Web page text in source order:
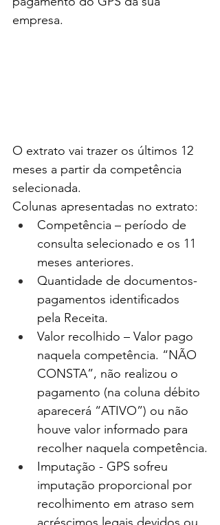
empresa.
O extrato vai trazer os últimos 12
meses a partir da competência
selecionada.
Colunas apresentadas no extrato:
Competência – período de
consulta selecionado e os 11
meses anteriores.
Quantidade de documentos-
pagamentos identificados
pela Receita.
Valor recolhido – Valor pago
naquela competência. “NÃO
CONSTA”, não realizou o
pagamento (na coluna débito
aparecerá “ATIVO”) ou não
houve valor informado para
recolher naquela competência.
Imputação - GPS sofreu
imputação proporcional por
recolhimento em atraso sem